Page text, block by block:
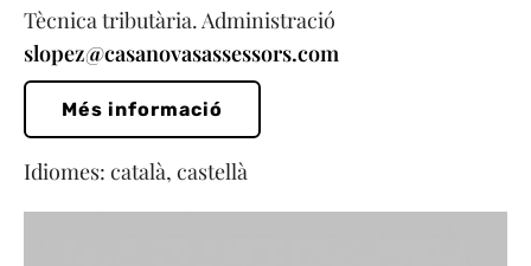
Tècnica tributària. Administració
slopez@casanovasassessors.com
Més informació
Idiomes: català, castellà